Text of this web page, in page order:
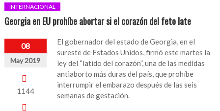
INTERNACIONAL
Georgia en EU prohíbe abortar si el corazón del feto late
08
May 2019
1144
El gobernador del estado de Georgia, en el
sureste de Estados Unidos, firmó este martes la
ley del “latido del corazón”, una de las medidas
antiaborto más duras del país, que prohíbe
interrumpir el embarazo después de las seis
semanas de gestación.